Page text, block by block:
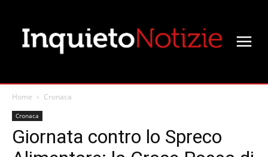
Home Cronaca
Cronaca
Giornata contro lo Spreco